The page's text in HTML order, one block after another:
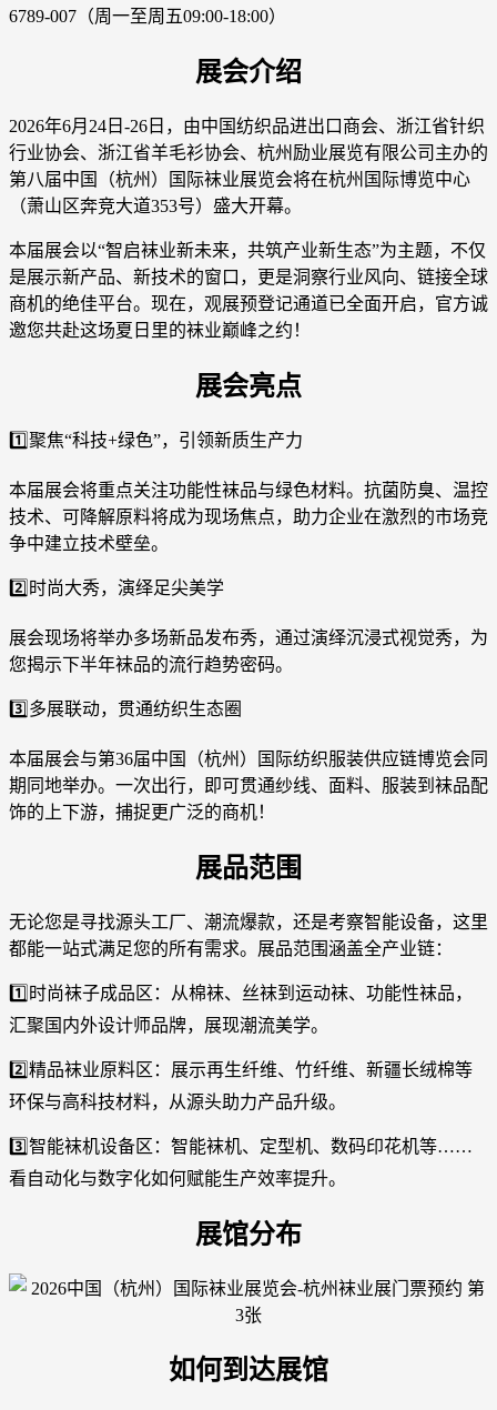
6789-007（周一至周五09:00-18:00）
展会介绍
2026年6月24日-26日，由中国纺织品进出口商会、浙江省针织
行业协会、浙江省羊毛衫协会、杭州励业展览有限公司主办的
第八届中国（杭州）国际袜业展览会将在杭州国际博览中心
（萧山区奔竞大道353号）盛大开幕。
本届展会以“智启袜业新未来，共筑产业新生态”为主题，不仅
是展示新产品、新技术的窗口，更是洞察行业风向、链接全球
商机的绝佳平台。现在，观展预登记通道已全面开启，官方诚
邀您共赴这场夏日里的袜业巅峰之约！
展会亮点
1️⃣聚焦“科技+绿色”，引领新质生产力
本届展会将重点关注功能性袜品与绿色材料。抗菌防臭、温控
技术、可降解原料将成为现场焦点，助力企业在激烈的市场竞
争中建立技术壁垒。
2️⃣时尚大秀，演绎足尖美学
展会现场将举办多场新品发布秀，通过演绎沉浸式视觉秀，为
您揭示下半年袜品的流行趋势密码。
3️⃣多展联动，贯通纺织生态圈
本届展会与第36届中国（杭州）国际纺织服装供应链博览会同
期同地举办。一次出行，即可贯通纱线、面料、服装到袜品配
饰的上下游，捕捉更广泛的商机！
展品范围
无论您是寻找源头工厂、潮流爆款，还是考察智能设备，这里
都能一站式满足您的所有需求。展品范围涵盖全产业链：
1️⃣时尚袜子成品区：从棉袜、丝袜到运动袜、功能性袜品，
汇聚国内外设计师品牌，展现潮流美学。
2️⃣精品袜业原料区：展示再生纤维、竹纤维、新疆长绒棉等
环保与高科技材料，从源头助力产品升级。
3️⃣智能袜机设备区：智能袜机、定型机、数码印花机等……
看自动化与数字化如何赋能生产效率提升。
展馆分布
如何到达展馆